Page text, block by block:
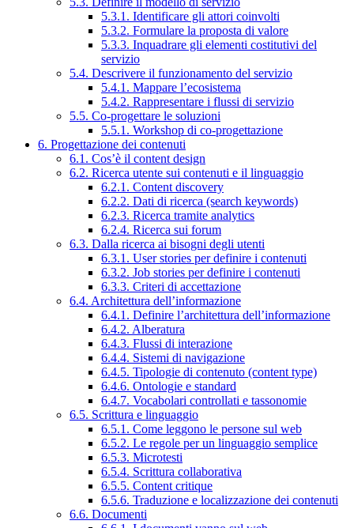
5.3.1. Identificare gli attori coinvolti
5.3.2. Formulare la proposta di valore
5.3.3. Inquadrare gli elementi costitutivi del
servizio
5.4. Descrivere il funzionamento del servizio
5.4.1. Mappare l’ecosistema
5.4.2. Rappresentare i flussi di servizio
5.5. Co-progettare le soluzioni
5.5.1. Workshop di co-progettazione
6. Progettazione dei contenuti
6.1. Cos’è il content design
6.2. Ricerca utente sui contenuti e il linguaggio
6.2.1. Content discovery
6.2.2. Dati di ricerca (search keywords)
6.2.3. Ricerca tramite analytics
6.2.4. Ricerca sui forum
6.3. Dalla ricerca ai bisogni degli utenti
6.3.1. User stories per definire i contenuti
6.3.2. Job stories per definire i contenuti
6.3.3. Criteri di accettazione
6.4. Architettura dell’informazione
6.4.1. Definire l’architettura dell’informazione
6.4.2. Alberatura
6.4.3. Flussi di interazione
6.4.4. Sistemi di navigazione
6.4.5. Tipologie di contenuto (content type)
6.4.6. Ontologie e standard
6.4.7. Vocabolari controllati e tassonomie
6.5. Scrittura e linguaggio
6.5.1. Come leggono le persone sul web
6.5.2. Le regole per un linguaggio semplice
6.5.3. Microtesti
6.5.4. Scrittura collaborativa
6.5.5. Content critique
6.5.6. Traduzione e localizzazione dei contenuti
6.6. Documenti